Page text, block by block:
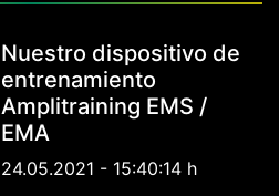
Nuestro dispositivo de
entrenamiento
Amplitraining EMS /
EMA
24.05.2021 - 15:40:14 h